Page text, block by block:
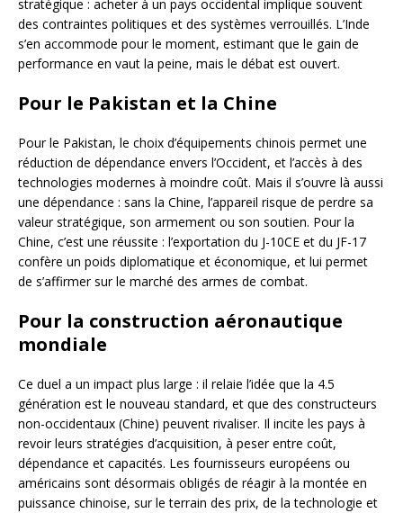
stratégique : acheter à un pays occidental implique souvent
des contraintes politiques et des systèmes verrouillés. L’Inde
s’en accommode pour le moment, estimant que le gain de
performance en vaut la peine, mais le débat est ouvert.
Pour le Pakistan et la Chine
Pour le Pakistan, le choix d’équipements chinois permet une
réduction de dépendance envers l’Occident, et l’accès à des
technologies modernes à moindre coût. Mais il s’ouvre là aussi
une dépendance : sans la Chine, l’appareil risque de perdre sa
valeur stratégique, son armement ou son soutien. Pour la
Chine, c’est une réussite : l’exportation du J-10CE et du JF-17
confère un poids diplomatique et économique, et lui permet
de s’affirmer sur le marché des armes de combat.
Pour la construction aéronautique
mondiale
Ce duel a un impact plus large : il relaie l’idée que la 4.5
génération est le nouveau standard, et que des constructeurs
non-occidentaux (Chine) peuvent rivaliser. Il incite les pays à
revoir leurs stratégies d’acquisition, à peser entre coût,
dépendance et capacités. Les fournisseurs européens ou
américains sont désormais obligés de réagir à la montée en
puissance chinoise, sur le terrain des prix, de la technologie et